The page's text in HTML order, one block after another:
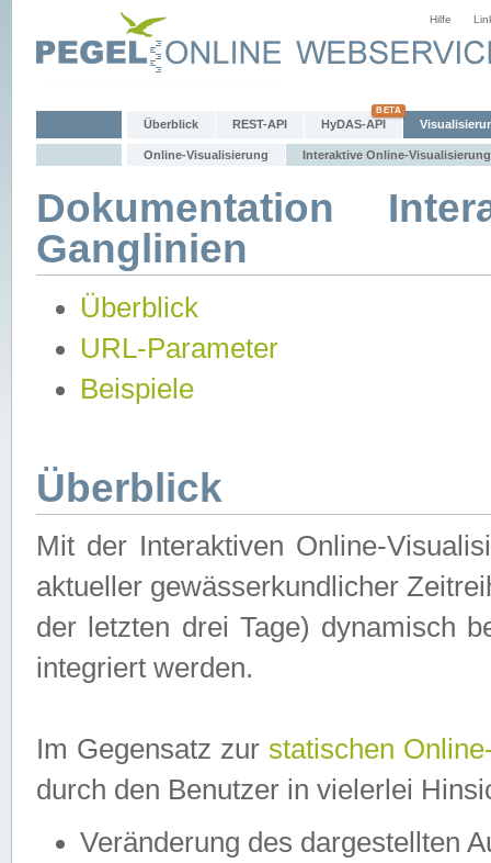
Hilfe
Überblick REST-API HyDAS-API
Online-Visualisierung Interaktive Online-Visualisierung
Dokumentation
Ganglinien
Überblick
URL-Parameter
Beispiele
Überblick
Mit der Interaktiven Online-
aktueller gewässerkundlicher
der letzten drei Tage) dynamisch
integriert werden.
Im Gegensatz zur statischen
durch den Benutzer in vielerlei
Veränderung des dargestellten